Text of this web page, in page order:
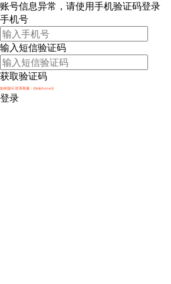
账号信息异常，请使用手机验证码登录
手机号
输入短信验证码
获取验证码
如有疑问 联系客服： {{telphone}}
登录